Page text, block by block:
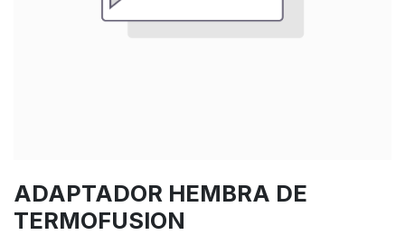
ADAPTADOR HEMBRA DE
TERMOFUSION